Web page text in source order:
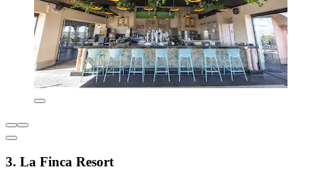
3. La Finca Resort